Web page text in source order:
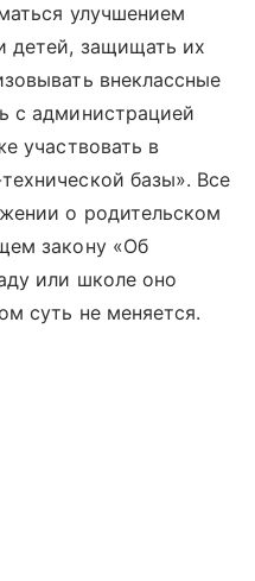
улучшением
детей, защищать их
внеклассные
с администрацией
участвовать в
базы». Все
о родительском
закону «Об
или школе оно
суть не меняется.